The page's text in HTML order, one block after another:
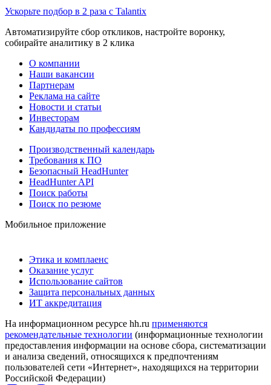
Ускорьте подбор в 2 раза с Talantix
Автоматизируйте сбор откликов, настройте воронку,
собирайте аналитику в 2 клика
О компании
Наши вакансии
Партнерам
Реклама на сайте
Новости и статьи
Инвесторам
Кандидаты по профессиям
Производственный календарь
Требования к ПО
Безопасный HeadHunter
HeadHunter API
Поиск работы
Поиск по резюме
Мобильное приложение
Этика и комплаенс
Оказание услуг
Использование сайтов
Защита персональных данных
ИТ аккредитация
На информационном ресурсе hh.ru применяются
рекомендательные технологии (информационные технологии
предоставления информации на основе сбора, систематизации
и анализа сведений, относящихся к предпочтениям
пользователей сети «Интернет», находящихся на территории
Российской Федерации)